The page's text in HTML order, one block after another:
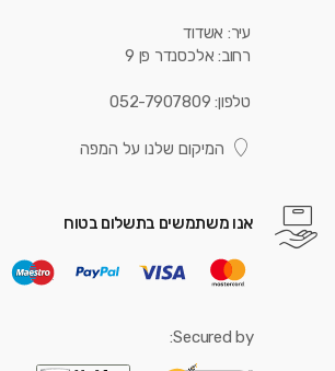
עיר: אשדוד
רחוב: אלכסנדר פן 9
טלפון: 052-7907809
המיקום שלנו על המפה
אנו משתמשים בתשלום בטוח
Secured by: